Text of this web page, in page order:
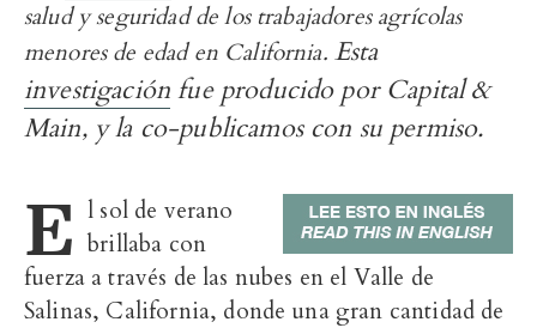
salud y seguridad de los trabajadores agrícolas
menores de edad en California. Esta
investigación fue producido por Capital &
Main, y la co-publicamos con su permiso.
E l sol de verano
brillaba con
fuerza a través de las nubes en el Valle de
Salinas, California, donde una gran cantidad de